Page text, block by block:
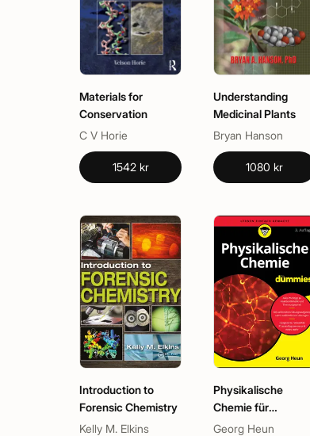
Materials for
Conservation
C V Horie
1542 kr
Understanding
Medicinal Plants
Bryan Hanson
1080 kr
Introduction to
Forensic Chemistry
Kelly M. Elkins
Physikalische
Chemie für
Dummies
Georg Heun